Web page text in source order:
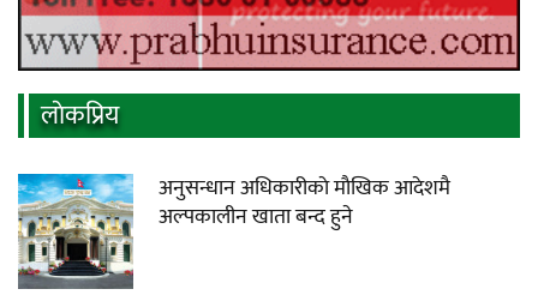
लाेकप्रिय
अनुसन्धान अधिकारीकाे माैखिक आदेशमै
अल्पकालीन खाता बन्द हुने